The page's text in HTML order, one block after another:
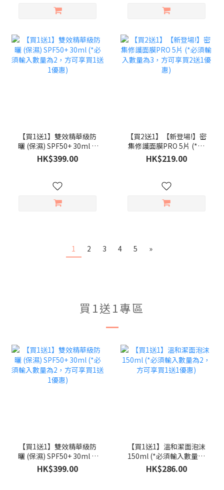
【買1送1】雙效精華級防
曬 (保濕) SPF50+ 30ml (*
必須輸入數量為2，方可享
買1送1優惠)
HK$399.00
【買2送1】【新登場!】密
集修護面膜PRO 5片 (*必
須輸入數量為3，方可享買
2送1優惠)
HK$219.00
1 2 3 4 5 »
買1送1專區
【買1送1】雙效精華級防
曬 (保濕) SPF50+ 30ml (*
必須輸入數量為2，方可享
買1送1優惠)
HK$399.00
【買1送1】溫和潔面泡沫
150ml (*必須輸入數量為
2，方可享買1送1優惠)
HK$286.00